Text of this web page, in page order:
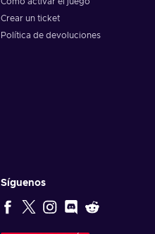
Crear un ticket
Política de devoluciones
Síguenos